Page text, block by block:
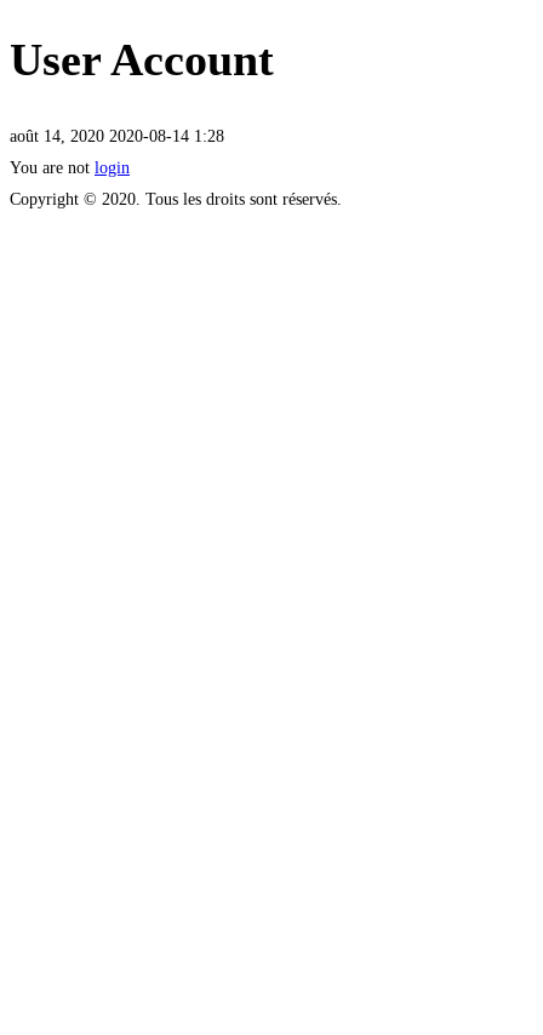
User Account
août 14, 2020 2020-08-14 1:28
You are not login
Copyright © 2020. Tous les droits sont réservés.